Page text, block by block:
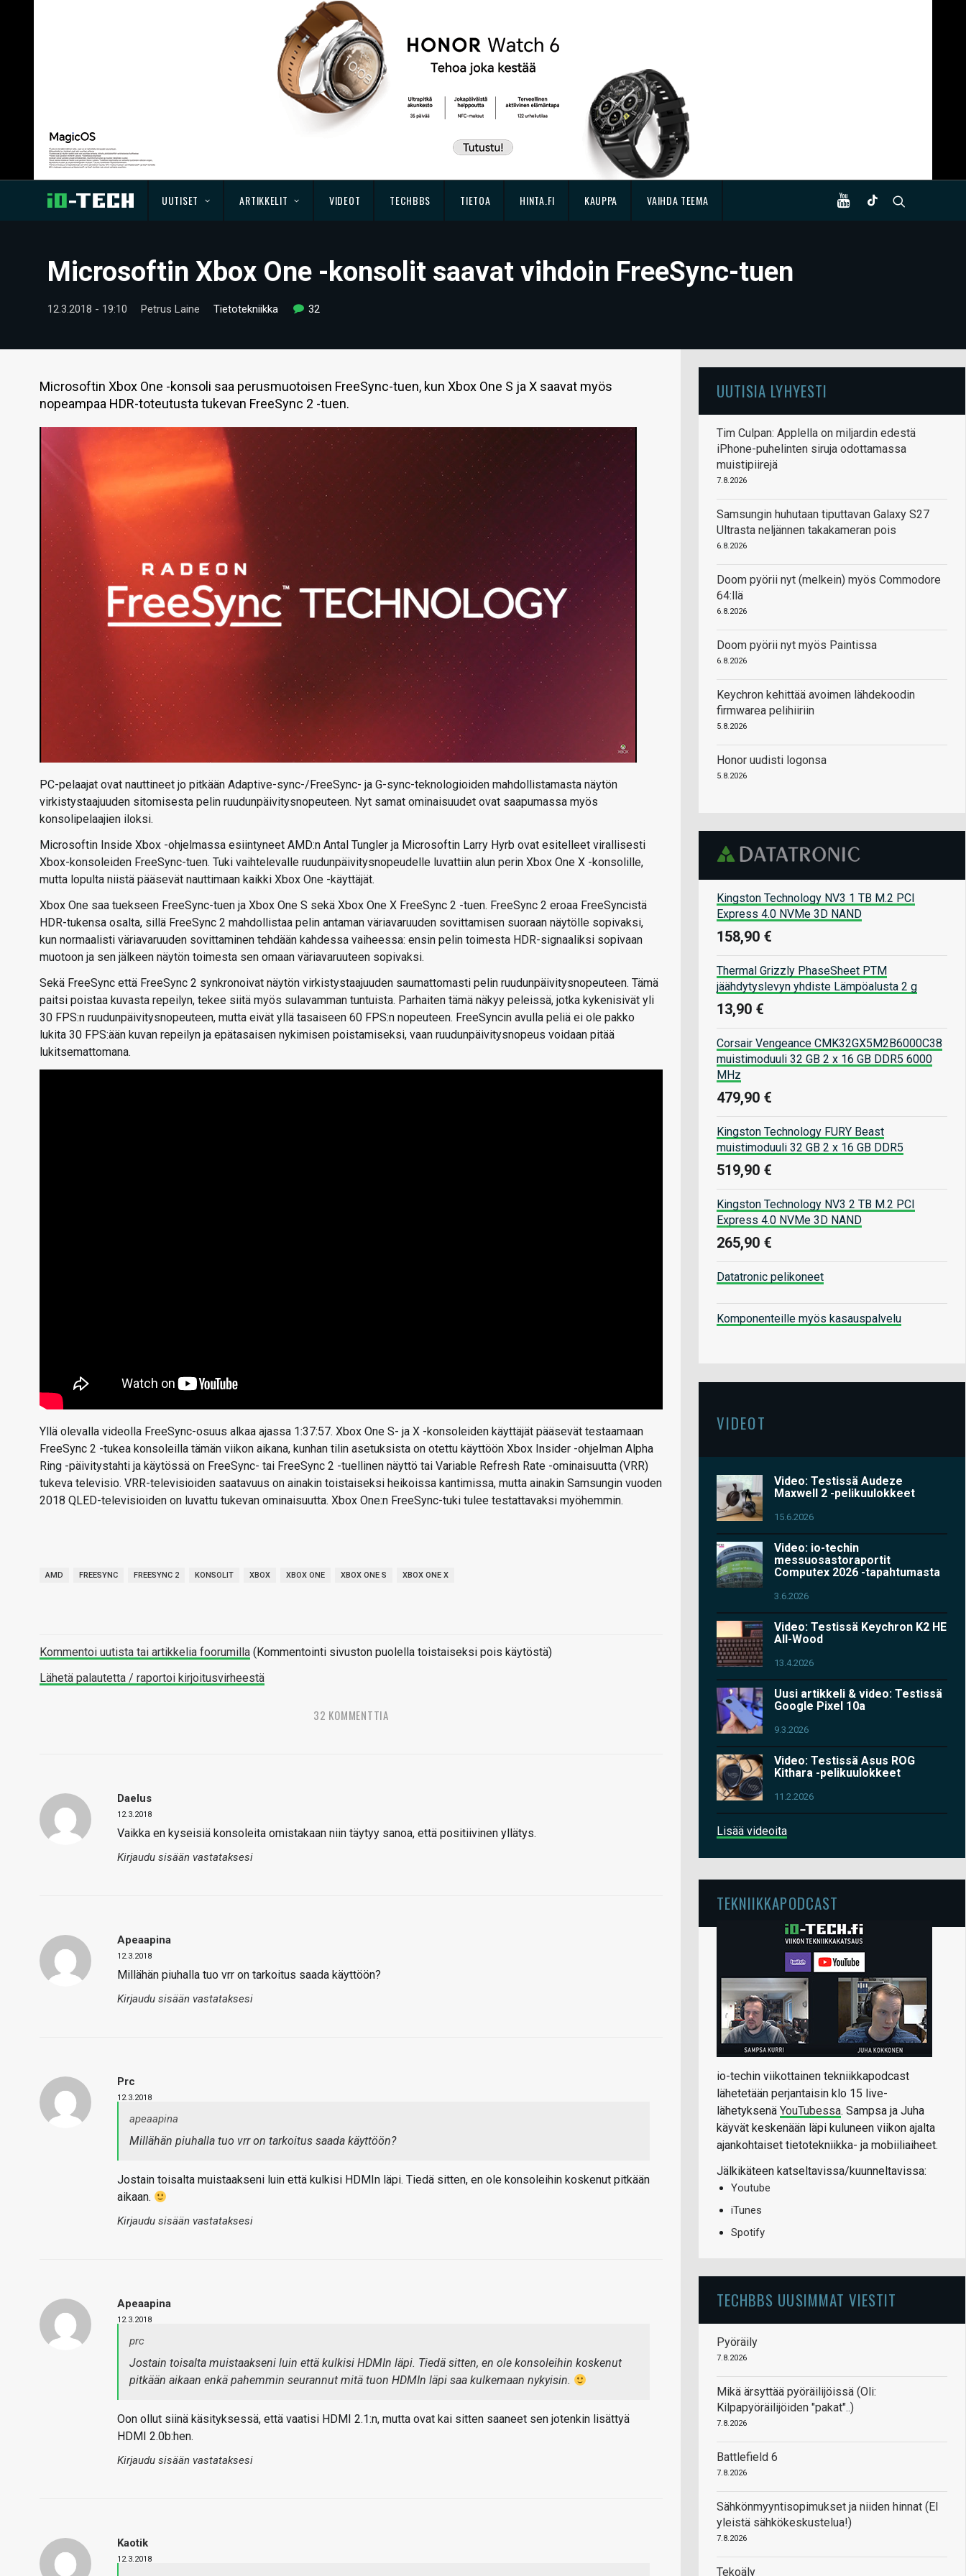
UUTISET ARTIKKELIT VIDEOT TECHBBS TIETOA HINTA.FI KAUPPA VAIHDA TEEMA
Microsoftin Xbox One -konsolit saavat vihdoin FreeSync-tuen
12.3.2018 - 19:10 Petrus Laine Tietotekniikka 32
Microsoftin Xbox One -konsoli saa perusmuotoisen FreeSync-tuen, kun Xbox One S ja X saavat myös
nopeampaa HDR-toteutusta tukevan FreeSync 2 -tuen.
PC-pelaajat ovat nauttineet jo pitkään Adaptive-sync-/FreeSync- ja G-sync-teknologioiden mahdollistamasta näytön
virkistystaajuuden sitomisesta pelin ruudunpäivitysnopeuteen. Nyt samat ominaisuudet ovat saapumassa myös
konsolipelaajien iloksi.
Microsoftin Inside Xbox -ohjelmassa esiintyneet AMD:n Antal Tungler ja Microsoftin Larry Hyrb ovat esitelleet virallisesti
Xbox-konsoleiden FreeSync-tuen. Tuki vaihtelevalle ruudunpäivitysnopeudelle luvattiin alun perin Xbox One X -konsolille,
mutta lopulta niistä pääsevät nauttimaan kaikki Xbox One -käyttäjät.
Xbox One saa tuekseen FreeSync-tuen ja Xbox One S sekä Xbox One X FreeSync 2 -tuen. FreeSync 2 eroaa FreeSyncistä
HDR-tukensa osalta, sillä FreeSync 2 mahdollistaa pelin antaman väriavaruuden sovittamisen suoraan näytölle sopivaksi,
kun normaalisti väriavaruuden sovittaminen tehdään kahdessa vaiheessa: ensin pelin toimesta HDR-signaaliksi sopivaan
muotoon ja sen jälkeen näytön toimesta sen omaan väriavaruuteen sopivaksi.
Sekä FreeSync että FreeSync 2 synkronoivat näytön virkistystaajuuden saumattomasti pelin ruudunpäivitysnopeuteen. Tämä
paitsi poistaa kuvasta repeilyn, tekee siitä myös sulavamman tuntuista. Parhaiten tämä näkyy peleissä, jotka kykenisivät yli
30 FPS:n ruudunpäivitysnopeuteen, mutta eivät yllä tasaiseen 60 FPS:n nopeuteen. FreeSyncin avulla peliä ei ole pakko
lukita 30 FPS:ään kuvan repeilyn ja epätasaisen nykimisen poistamiseksi, vaan ruudunpäivitysnopeus voidaan pitää
lukitsemattomana.
Yllä olevalla videolla FreeSync-osuus alkaa ajassa 1:37:57. Xbox One S- ja X -konsoleiden käyttäjät pääsevät testaamaan
FreeSync 2 -tukea konsoleilla tämän viikon aikana, kunhan tilin asetuksista on otettu käyttöön Xbox Insider -ohjelman Alpha
Ring -päivitystahti ja käytössä on FreeSync- tai FreeSync 2 -tuellinen näyttö tai Variable Refresh Rate -ominaisuutta (VRR)
tukeva televisio. VRR-televisioiden saatavuus on ainakin toistaiseksi heikoissa kantimissa, mutta ainakin Samsungin vuoden
2018 QLED-televisioiden on luvattu tukevan ominaisuutta. Xbox One:n FreeSync-tuki tulee testattavaksi myöhemmin.
AMD FREESYNC FREESYNC 2 KONSOLIT XBOX XBOX ONE XBOX ONE S XBOX ONE X
Kommentoi uutista tai artikkelia foorumilla (Kommentointi sivuston puolella toistaiseksi pois käytöstä)
Lähetä palautetta / raportoi kirjoitusvirheestä
32 KOMMENTTIA
Daelus
12.3.2018
Vaikka en kyseisiä konsoleita omistakaan niin täytyy sanoa, että positiivinen yllätys.
Kirjaudu sisään vastataksesi
Apeaapina
12.3.2018
Millähän piuhalla tuo vrr on tarkoitus saada käyttöön?
Kirjaudu sisään vastataksesi
Prc
12.3.2018
apeaapina
Millähän piuhalla tuo vrr on tarkoitus saada käyttöön?
Jostain toisalta muistaakseni luin että kulkisi HDMIn läpi. Tiedä sitten, en ole konsoleihin koskenut pitkään
aikaan.
Kirjaudu sisään vastataksesi
Apeaapina
12.3.2018
prc
Jostain toisalta muistaakseni luin että kulkisi HDMIn läpi. Tiedä sitten, en ole konsoleihin koskenut
pitkään aikaan enkä pahemmin seurannut mitä tuon HDMIn läpi saa kulkemaan nykyisin.
Oon ollut siinä käsityksessä, että vaatisi HDMI 2.1:n, mutta ovat kai sitten saaneet sen jotenkin lisättyä
HDMI 2.0b:hen.
Kirjaudu sisään vastataksesi
Kaotik
12.3.2018
UUTISIA LYHYESTI
Tim Culpan: Applella on miljardin edestä
iPhone-puhelinten siruja odottamassa
muistipiirejä
7.8.2026
Samsungin huhutaan tiputtavan Galaxy S27
Ultrasta neljännen takakameran pois
6.8.2026
Doom pyörii nyt (melkein) myös Commodore
64:llä
6.8.2026
Doom pyörii nyt myös Paintissa
6.8.2026
Keychron kehittää avoimen lähdekoodin
firmwarea pelihiiriin
5.8.2026
Honor uudisti logonsa
5.8.2026
Kingston Technology NV3 1 TB M.2 PCI
Express 4.0 NVMe 3D NAND
158,90 €
Thermal Grizzly PhaseSheet PTM
jäähdytyslevyn yhdiste Lämpöalusta 2 g
13,90 €
Corsair Vengeance CMK32GX5M2B6000C38
muistimoduuli 32 GB 2 x 16 GB DDR5 6000
MHz
479,90 €
Kingston Technology FURY Beast
muistimoduuli 32 GB 2 x 16 GB DDR5
519,90 €
Kingston Technology NV3 2 TB M.2 PCI
Express 4.0 NVMe 3D NAND
265,90 €
Datatronic pelikoneet
Komponenteille myös kasauspalvelu
VIDEOT
Video: Testissä Audeze
Maxwell 2 -pelikuulokkeet
15.6.2026
Video: io-techin
messuosastoraportit
Computex 2026 -tapahtumasta
3.6.2026
Video: Testissä Keychron K2 HE
All-Wood
13.4.2026
Uusi artikkeli & video: Testissä
Google Pixel 10a
9.3.2026
Video: Testissä Asus ROG
Kithara -pelikuulokkeet
11.2.2026
Lisää videoita
TEKNIIKKAPODCAST
io-techin viikottainen tekniikkapodcast
lähetetään perjantaisin klo 15 live-
lähetyksenä YouTubessa. Sampsa ja Juha
käyvät keskenään läpi kuluneen viikon ajalta
ajankohtaiset tietotekniikka- ja mobiiliaiheet.
Jälkikäteen katseltavissa/kuunneltavissa:
Youtube
iTunes
Spotify
TECHBBS UUSIMMAT VIESTIT
Pyöräily
7.8.2026
Mikä ärsyttää pyöräilijöissä (Oli:
Kilpapyöräilijöiden "pakat"..)
7.8.2026
Battlefield 6
7.8.2026
Sähkönmyyntisopimukset ja niiden hinnat (EI
yleistä sähkökeskustelua!)
7.8.2026
Tekoäly